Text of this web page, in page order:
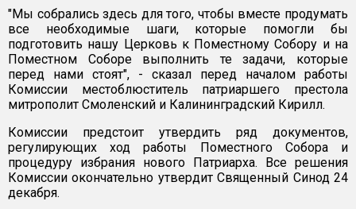
"Мы собрались здесь для того, чтобы вместе продумать
все необходимые шаги, которые помогли бы
подготовить нашу Церковь к Поместному Собору и на
Поместном Соборе выполнить те задачи, которые
перед нами стоят", - сказал перед началом работы
Комиссии местоблюститель патриаршего престола
митрополит Смоленский и Калининградский Кирилл.
Комиссии предстоит утвердить ряд документов,
регулирующих ход работы Поместного Собора и
процедуру избрания нового Патриарха. Все решения
Комиссии окончательно утвердит Священный Синод 24
декабря.